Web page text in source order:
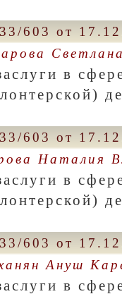
603 от
в
603 от
Наталия
в
603 от
Ануш
в